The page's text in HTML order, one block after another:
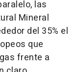
las
Mineral
del 35% el
que
frente a